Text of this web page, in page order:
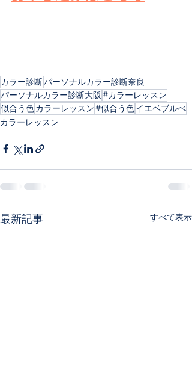
カラー診断パーソナルカラー診断奈良
パーソナルカラー診断大阪 #カラーレッスン
似合う色カラーレッスン#似合う色イエベブルべ
カラーレッスン
最新記事 すべて表示